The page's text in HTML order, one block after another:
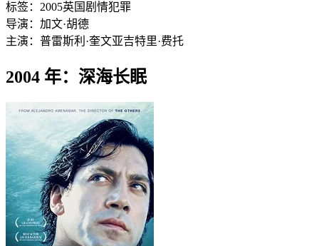
标签： 2005英国 剧情犯罪
导演： 加文·胡德
主演： 普雷斯利·奎文亚吉特里·费托
2004 年：深海长眠